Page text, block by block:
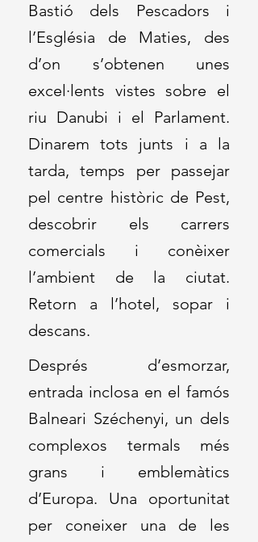
Bastió dels Pescadors i
l’Església de Maties, des
d’on s’obtenen unes
excel·lents vistes sobre el
riu Danubi i el Parlament.
Dinarem tots junts i a la
tarda, temps per passejar
pel centre històric de Pest,
descobrir els carrers
comercials i conèixer
l’ambient de la ciutat.
Retorn a l’hotel, sopar i
descans.
Després d’esmorzar,
entrada inclosa en el famós
Balneari Széchenyi, un dels
complexos termals més
grans i emblemàtics
d’Europa. Una oportunitat
per coneixer una de les